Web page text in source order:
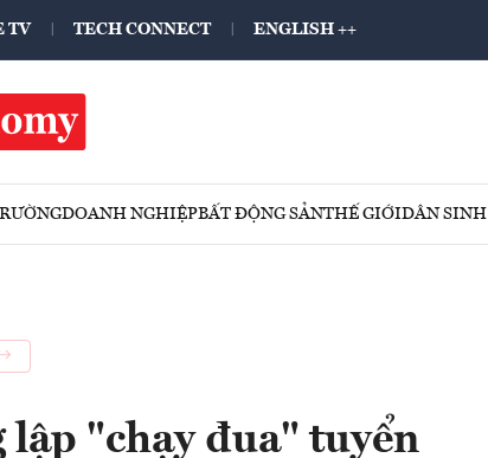
TV TECH CONNECT ENGLISH ++
DOANH NGHIỆPBẤT ĐỘNG SẢNTHẾ GIỚIDÂN SINH
"chạy đua" tuyển